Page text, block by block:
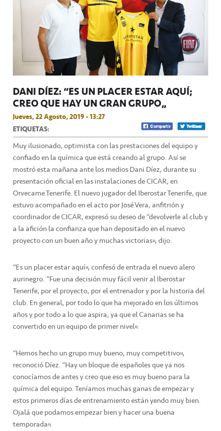
DANI DÍEZ: “ES UN PLACER ESTAR AQUÍ;
CREO QUE HAY UN GRAN GRUPO”
Jueves, 22 Agosto, 2019 - 13:27
ETIQUETAS:
Muy ilusionado, optimista con las prestaciones del equipo y
confiado en la química que está creando al grupo. Así se
mostró esta mañana ante los medios Dani Díez, durante su
presentación oficial en las instalaciones de CICAR, en
Orvecame Tenerife. El nuevo jugador del Iberostar Tenerife, que
estuvo acompañado en el acto por José Vera, anfitrión y
coordinador de CICAR, expresó su deseo de “devolverle al club y
a la afición la confianza que han depositado en el nuevo
proyecto con un buen año y muchas victorias”, dijo.
“Es un placer estar aquí”, confesó de entrada el nuevo alero
aurinegro. “Fue una decisión muy fácil venir al Iberostar
Tenerife, por el proyecto, por el entrenador y por la historia del
club. En general, por todo lo que ha mejorado en los últimos
años y por todo a lo que aspira, ya que el Canarias se ha
convertido en un equipo de primer nivel”.
“Hemos hecho un grupo muy bueno, muy competitivo”,
reconoció Díez. “Hay un bloque de españoles que ya nos
conocíamos de antes y creo que eso es muy bueno para la
química del equipo. Teníamos muchas ganas de empezar y
estos primeros días de entrenamiento están yendo muy bien.
Ojalá que podamos empezar bien y hacer una buena
temporada”.